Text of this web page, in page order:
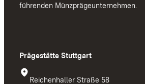
führenden Münzprägeunternehmen.
Prägestätte Stuttgart
Reichenhaller Straße 58